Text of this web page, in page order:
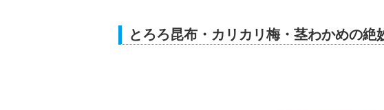
とろろ昆布・カリカリ梅・茎わかめの絶